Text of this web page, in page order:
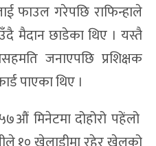
फाउल गरेपछि राफिन्हाले
मैदान छाडेका थिए । यस्तै
जनाएपछि प्रशिक्षक
पाएका थिए ।